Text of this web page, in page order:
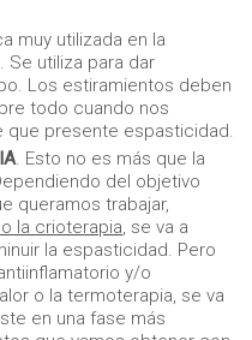
muy utilizada en la
Se utiliza para dar
Los estiramientos deben
todo cuando nos
presente espasticidad.
. Esto no es más que la
del objetivo
queramos trabajar,
la crioterapia, se va a
la espasticidad. Pero
y/o
o la termoterapia, se va
en una fase más